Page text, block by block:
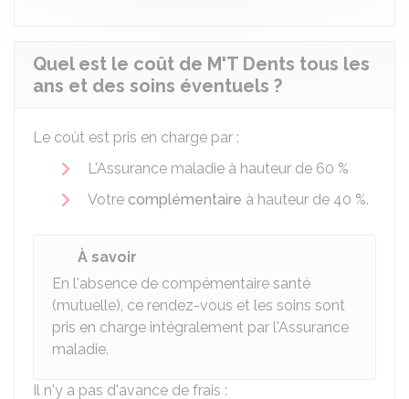
Quel est le coût de M'T Dents tous les
ans et des soins éventuels ?
Le coût est pris en charge par :
L'Assurance maladie à hauteur de 60 %
Votre complémentaire à hauteur de 40 %.
À savoir
En l'absence de compémentaire santé
(mutuelle), ce rendez-vous et les soins sont
pris en charge intégralement par l'Assurance
maladie.
Il n'y a pas d'avance de frais :